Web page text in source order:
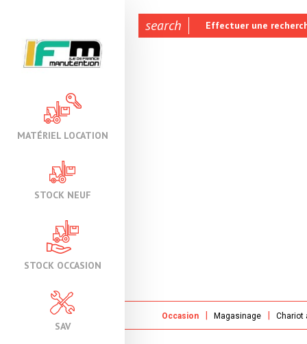
MATÉRIEL LOCATION
STOCK NEUF
STOCK OCCASION
SAV
search Effectuer une
Occasion Magasinage Chariot